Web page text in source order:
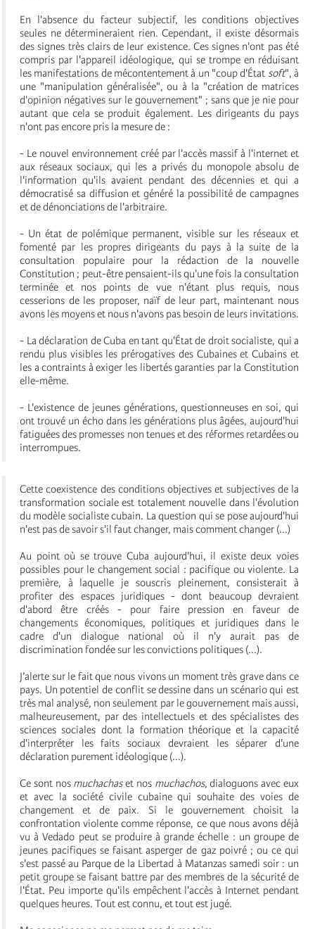
En l'absence du facteur subjectif, les conditions objectives
seules ne détermineraient rien. Cependant, il existe désormais
des signes très clairs de leur existence. Ces signes n'ont pas été
compris par l'appareil idéologique, qui se trompe en réduisant
les manifestations de mécontentement à un "coup d'État soft", à
une "manipulation généralisée", ou à la "création de matrices
d'opinion négatives sur le gouvernement" ; sans que je nie pour
autant que cela se produit également. Les dirigeants du pays
n'ont pas encore pris la mesure de :
- Le nouvel environnement créé par l'accès massif à l'internet et
aux réseaux sociaux, qui les a privés du monopole absolu de
l'information qu'ils avaient pendant des décennies et qui a
démocratisé sa diffusion et généré la possibilité de campagnes
et de dénonciations de l'arbitraire.
- Un état de polémique permanent, visible sur les réseaux et
fomenté par les propres dirigeants du pays à la suite de la
consultation populaire pour la rédaction de la nouvelle
Constitution ; peut-être pensaient-ils qu'une fois la consultation
terminée et nos points de vue n'étant plus requis, nous
cesserions de les proposer, naïf de leur part, maintenant nous
avons les moyens et nous n'avons pas besoin de leurs invitations.
- La déclaration de Cuba en tant qu'État de droit socialiste, qui a
rendu plus visibles les prérogatives des Cubaines et Cubains et
les a contraints à exiger les libertés garanties par la Constitution
elle-même.
- L'existence de jeunes générations, questionneuses en soi, qui
ont trouvé un écho dans les générations plus âgées, aujourd'hui
fatiguées des promesses non tenues et des réformes retardées ou
interrompues.
Cette coexistence des conditions objectives et subjectives de la
transformation sociale est totalement nouvelle dans l'évolution
du modèle socialiste cubain. La question qui se pose aujourd'hui
n'est pas de savoir s'il faut changer, mais comment changer (...)
Au point où se trouve Cuba aujourd'hui, il existe deux voies
possibles pour le changement social : pacifique ou violente. La
première, à laquelle je souscris pleinement, consisterait à
profiter des espaces juridiques - dont beaucoup devraient
d'abord être créés - pour faire pression en faveur de
changements économiques, politiques et juridiques dans le
cadre d'un dialogue national où il n'y aurait pas de
discrimination fondée sur les convictions politiques (...).
J’alerte sur le fait que nous vivons un moment très grave dans ce
pays. Un potentiel de conflit se dessine dans un scénario qui est
très mal analysé, non seulement par le gouvernement mais aussi,
malheureusement, par des intellectuels et des spécialistes des
sciences sociales dont la formation théorique et la capacité
d'interpréter les faits sociaux devraient les séparer d'une
déclaration purement idéologique (...).
Ce sont nos muchachaset nos muchachos, dialoguons avec eux
et avec la société civile cubaine qui souhaite des voies de
changement et de paix. Si le gouvernement choisit la
confrontation violente comme réponse, ce que nous avons déjà
vu à Vedado peut se produire à grande échelle : un groupe de
jeunes pacifiques se faisant asperger de gaz poivré ; ou ce qui
s'est passé au Parque de la Libertad à Matanzas samedi soir : un
petit groupe se faisant battre par des membres de la sécurité de
l'État. Peu importe qu'ils empêchent l'accès à Internet pendant
quelques heures. Tout est connu, et tout est jugé.